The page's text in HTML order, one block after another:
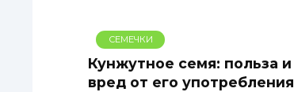
СЕМЕЧКИ
Кунжутное семя: польза и
вред от его употребления